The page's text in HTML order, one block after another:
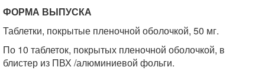
ФОРМА ВЫПУСКА
Таблетки, покрытые пленочной оболочкой, 50 мг.
По 10 таблеток, покрытых пленочной оболочкой, в
блистер из ПВХ /алюминиевой фольги.